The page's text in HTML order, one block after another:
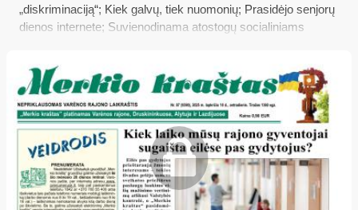
„diskriminaciją“; Kiek galvų, tiek nuomonių; Prasidėjo senjorų
dienos internete; Suvienodinama atostogų socialiniams
nutolusios darbo vietos